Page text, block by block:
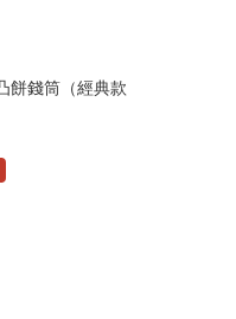
餅錢筒（經典款